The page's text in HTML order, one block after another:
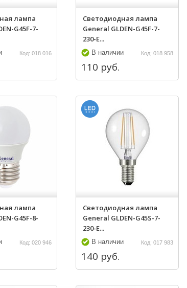
лампа
G45F-7-
Код: 018 016
Светодиодная лампа
General GLDEN-G45F-7-
230-E...
В наличии Код: 018 958
110 руб.
лампа
G45F-8-
Код: 020 946
Светодиодная лампа
General GLDEN-G45S-7-
230-E...
В наличии Код: 017 983
140 руб.